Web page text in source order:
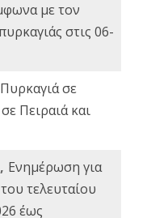
με τον
στις 06-
Πυρκαγιά σε
Πειραιά και
Ενημέρωση για
τελευταίου
έως